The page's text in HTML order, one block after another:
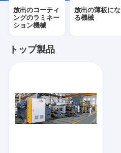
放出のコーティ
ングのラミネー
ション機械
放出の薄板にな
る機械
トップ製品